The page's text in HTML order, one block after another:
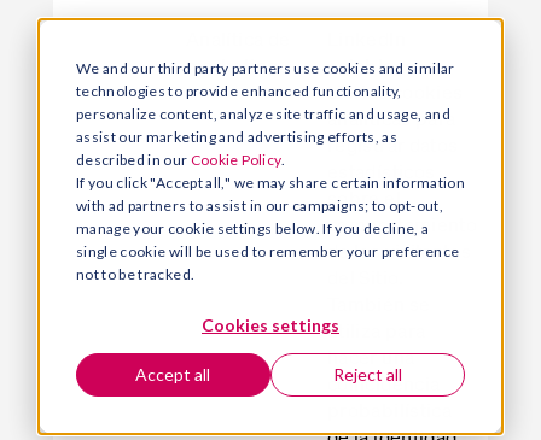
We and our third party partners use cookies and similar
technologies to provide enhanced functionality,
personalize content, analyze site traffic and usage, and
assist our marketing and advertising efforts, as
described in our Cookie Policy
If you click "Accept all," we may share certain information
with ad partners to assist in our campaigns; to opt-out,
manage your cookie settings below. If you decline, a
single cookie will be used to remember your preference
not to be tracked.
Cookies settings
Accept all Reject all
marketing
establece
ciertas cookies
analíticas para
registrar datos
sobre el
comportamiento
de los visitantes
utiliza para
hacer una
coincidencia